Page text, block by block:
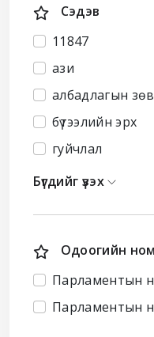
Сэдэв
11847
ази
албадлагын
бүтээлийн эрх
гуйчлал
Бүгдийг үзэх
Одоогийн
Парламентын
Парламентын